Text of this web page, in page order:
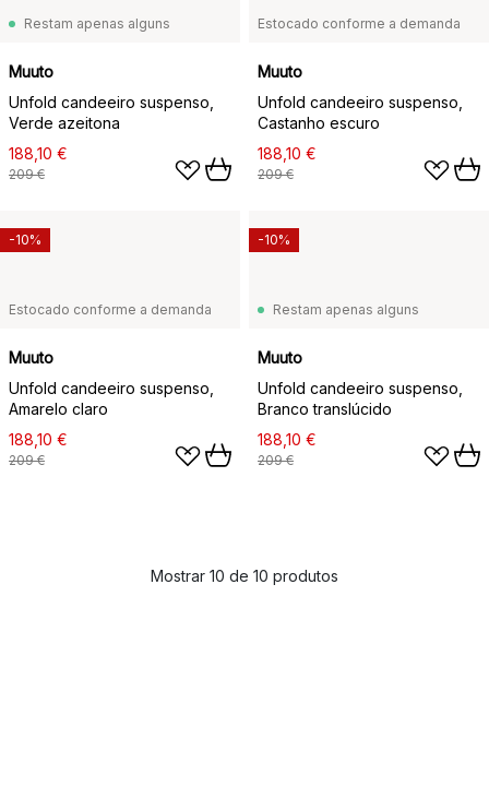
Restam apenas alguns
Muuto
Unfold candeeiro suspenso,
Verde azeitona
188,10 €
209 €
Estocado conforme a demanda
Muuto
Unfold candeeiro suspenso,
Castanho escuro
188,10 €
209 €
Estocado conforme a demanda
Muuto
Unfold candeeiro suspenso,
Amarelo claro
188,10 €
209 €
-10%
Restam apenas alguns
Muuto
Unfold candeeiro suspenso,
Branco translúcido
188,10 €
209 €
-10%
Mostrar 10 de 10 produtos